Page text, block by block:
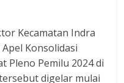
Kecamatan Indra
Apel Konsolidasi
Pleno Pemilu 2024 di
digelar mulai